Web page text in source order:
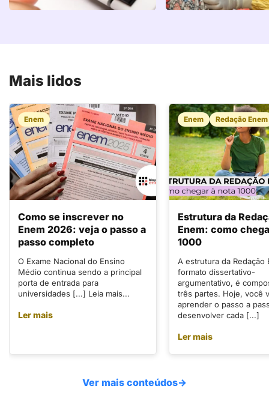
Mais lidos
Enem
Como se inscrever no
Enem 2026: veja o passo a
passo completo
O Exame Nacional do Ensino
Médio continua sendo a principal
porta de entrada para
universidades [...] Leia mais...
Ler mais
Enem Redação Enem
Estrutura da
Enem: como
1000
A estrutura da Redação
formato dissertativo-
argumentativo, é
três partes. Hoje, você
aprender o passo a
desenvolver cada [...]
Ler mais
Ver mais conteúdos→